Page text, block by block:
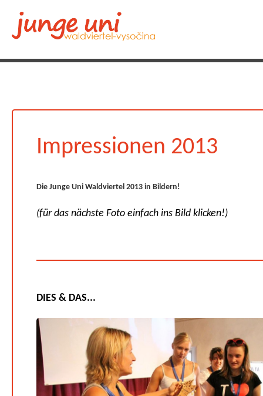
Impressionen 2013
Die Junge Uni Waldviertel 2013 in Bildern!
(für das nächste Foto einfach ins Bild klicken!)
DIES & DAS...